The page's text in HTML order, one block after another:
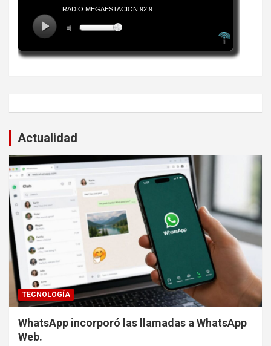
Actualidad
TECNOLOGÍA
WhatsApp incorporó las llamadas a WhatsApp
Web.